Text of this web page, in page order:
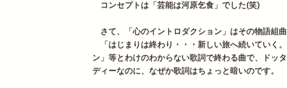
コンセプトは「芸能は河原乞食」でした(笑)
さて、「心のイントロダクション」はその物語組曲
「はじまりは終わり・・・新しい旅へ続いていく
ン」等とわけのわからない歌詞で終わる曲で、ドッ
ディーなのに、なぜか歌詞はちょっと暗いのです。